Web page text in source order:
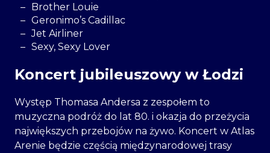
Brother Louie
Geronimo’s Cadillac
Jet Airliner
Sexy, Sexy Lover
Koncert jubileuszowy w Łodzi
Występ Thomasa Andersa z zespołem to
muzyczna podróż do lat 80. i okazja do przeżycia
największych przebojów na żywo. Koncert w Atlas
Arenie będzie częścią międzynarodowej trasy